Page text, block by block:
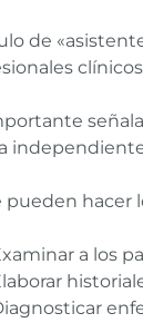
de
pueden hacer
a los